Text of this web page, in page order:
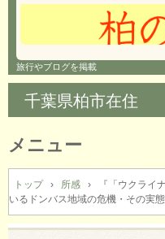
旅行やブログを掲載
千葉県柏市在住
メニュー
コ
ン
テ
ン
トップ › 所感 ›
『「ウクライ
いるドンバス地域の危機・その実